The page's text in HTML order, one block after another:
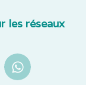
les réseaux